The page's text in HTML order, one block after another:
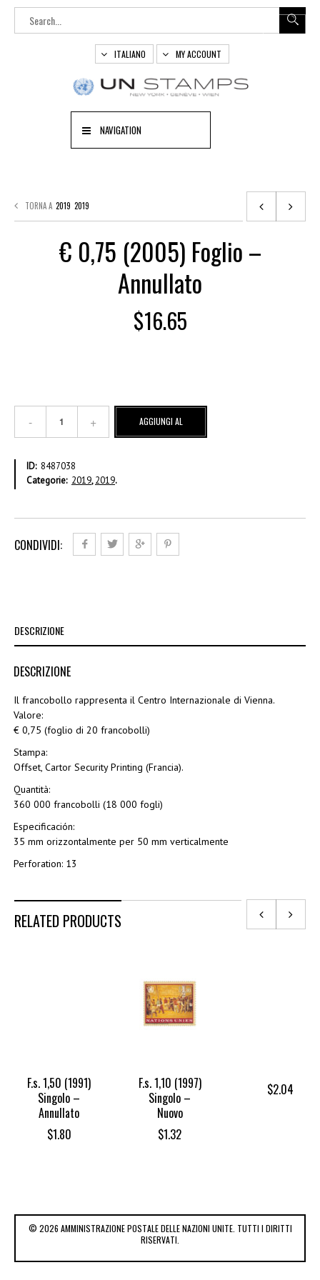
ITALIANO MY ACCOUNT
NAVIGATION
TORNA A 2019 2019
€ 0,75 (2005) Foglio –
Annullato
$16.65
0,75
(2005)
Annullato
AGGIUNGI AL
ID: 8487038
Categorie: 2019,2019.
CONDIVIDI:
DESCRIZIONE
DESCRIZIONE
Il francobollo rappresenta il Centro Internazionale di Vienna.
Valore:
€ 0,75 (foglio di 20 francobolli)
Stampa:
Offset, Cartor Security Printing (Francia).
Quantità:
360 000 francobolli (18 000 fogli)
Especificación:
35 mm orizzontalmente per 50 mm verticalmente
Perforation: 13
RELATED PRODUCTS
F.s. 1,50 (1991)
Singolo –
Annullato
$1.80
F.s. 1,10 (1997)
Singolo –
Nuovo
$1.32
$2.04
© 2026 AMMINISTRAZIONE POSTALE DELLE NAZIONI UNITE. TUTTI I DIRITTI
RISERVATI.